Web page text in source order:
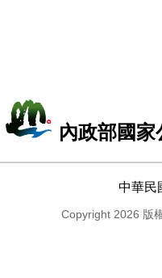
內政部國
中華民
Copyright 2026 版